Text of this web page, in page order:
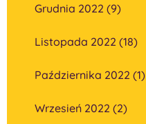
Grudnia 2022 (9)
Listopada 2022 (18)
Października 2022 (1)
Wrzesień 2022 (2)